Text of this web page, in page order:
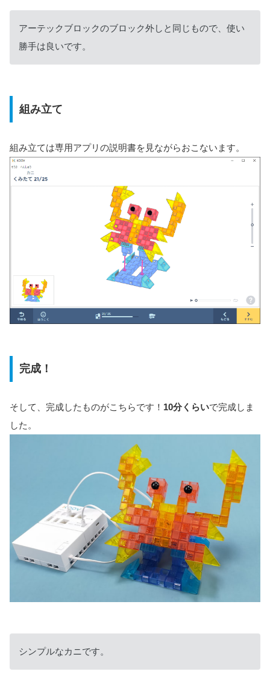
アーテックブロックのブロック外しと同じもので、使い
勝手は良いです。
組み立て
組み立ては専用アプリの説明書を見ながらおこないます。
完成！
そして、完成したものがこちらです！ 10分くらいで完成しま
した。
シンプルなカニです。